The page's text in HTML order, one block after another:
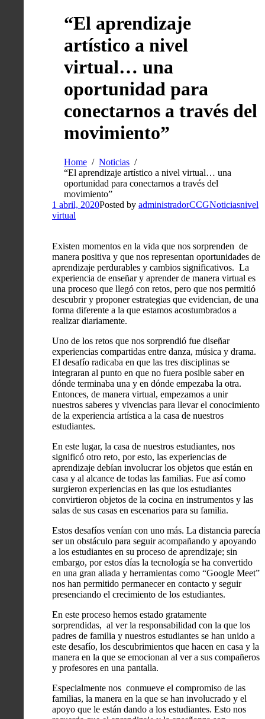
“El aprendizaje
artístico a nivel
virtual… una
oportunidad para
conectarnos a través del
movimiento”
Home
Noticias
“El aprendizaje artístico a nivel virtual… una
oportunidad para conectarnos a través del
movimiento”
1 abril, 2020Posted by administradorCCGNoticiasnivel
virtual
Existen momentos en la vida que nos sorprenden de
manera positiva y que nos representan oportunidades de
aprendizaje perdurables y cambios significativos. La
experiencia de enseñar y aprender de manera virtual es
una proceso que llegó con retos, pero que nos permitió
descubrir y proponer estrategias que evidencian, de una
forma diferente a la que estamos acostumbrados a
realizar diariamente.
Uno de los retos que nos sorprendió fue diseñar
experiencias compartidas entre danza, música y drama.
El desafío radicaba en que las tres disciplinas se
integraran al punto en que no fuera posible saber en
dónde terminaba una y en dónde empezaba la otra.
Entonces, de manera virtual, empezamos a unir
nuestros saberes y vivencias para llevar el conocimiento
de la experiencia artística a la casa de nuestros
estudiantes.
En este lugar, la casa de nuestros estudiantes, nos
significó otro reto, por esto, las experiencias de
aprendizaje debían involucrar los objetos que están en
casa y al alcance de todas las familias. Fue así como
surgieron experiencias en las que los estudiantes
convirtieron objetos de la cocina en instrumentos y las
salas de sus casas en escenarios para su familia.
Estos desafíos venían con uno más. La distancia parecía
ser un obstáculo para seguir acompañando y apoyando
a los estudiantes en su proceso de aprendizaje; sin
embargo, por estos días la tecnología se ha convertido
en una gran aliada y herramientas como “Google Meet”
nos han permitido permanecer en contacto y seguir
presenciando el crecimiento de los estudiantes.
En este proceso hemos estado gratamente
sorprendidas, al ver la responsabilidad con la que los
padres de familia y nuestros estudiantes se han unido a
este desafío, los descubrimientos que hacen en casa y la
manera en la que se emocionan al ver a sus compañeros
y profesores en una pantalla.
Especialmente nos conmueve el compromiso de las
familias, la manera en la que se han involucrado y el
apoyo que le están dando a los estudiantes. Esto nos